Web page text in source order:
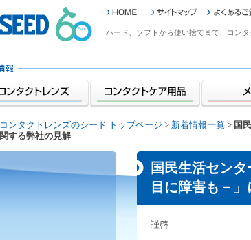
ハード、ソフトから使い捨てまで、コンタ
コンタクトレンズのシード トップページ > 新着情報一覧 > 国
関する弊社の見解
国民生活セン
目に障害も－
謹啓